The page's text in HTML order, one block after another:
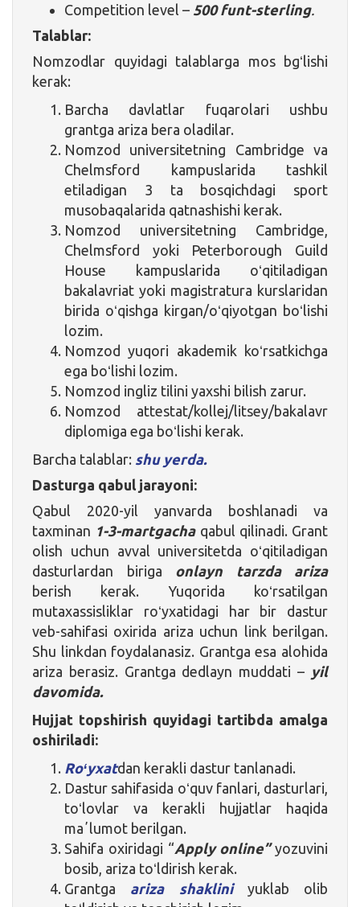
Competition level – 500 funt-sterling.
Talablar:
Nomzodlar quyidagi talablarga mos bgʻlishi
kerak:
Barcha davlatlar fuqarolari ushbu
grantga ariza bera oladilar.
Nomzod universitetning Cambridge va
Chelmsford kampuslarida tashkil
etiladigan 3 ta bosqichdagi sport
musobaqalarida qatnashishi kerak.
Nomzod universitetning Cambridge,
Chelmsford yoki Peterborough Guild
House kampuslarida oʻqitiladigan
bakalavriat yoki magistratura kurslaridan
birida oʻqishga kirgan/oʻqiyotgan boʻlishi
lozim.
Nomzod yuqori akademik koʻrsatkichga
ega boʻlishi lozim.
Nomzod ingliz tilini yaxshi bilish zarur.
Nomzod attestat/kollej/litsey/bakalavr
diplomiga ega boʻlishi kerak.
Barcha talablar: shu yerda.
Dasturga qabul jarayoni:
Qabul 2020-yil yanvarda boshlanadi va
taxminan 1-3-martgachaqabul qilinadi. Grant
olish uchun avval universitetda oʻqitiladigan
dasturlardan biriga onlayn tarzda ariza
berish kerak. Yuqorida koʻrsatilgan
mutaxassisliklar roʻyxatidagi har bir dastur
veb-sahifasi oxirida ariza uchun link berilgan.
Shu linkdan foydalanasiz. Grantga esa alohida
ariza berasiz. Grantga dedlayn muddati – yil
davomida.
Hujjat topshirish quyidagi tartibda amalga
oshiriladi:
Roʻyxatdan kerakli dastur tanlanadi.
Dastur sahifasida oʻquv fanlari, dasturlari,
toʻlovlar va kerakli hujjatlar haqida
maʼlumot berilgan.
Sahifa oxiridagi “Apply online”yozuvini
bosib, ariza toʻldirish kerak.
Grantga ariza shaklini
yuklab olib